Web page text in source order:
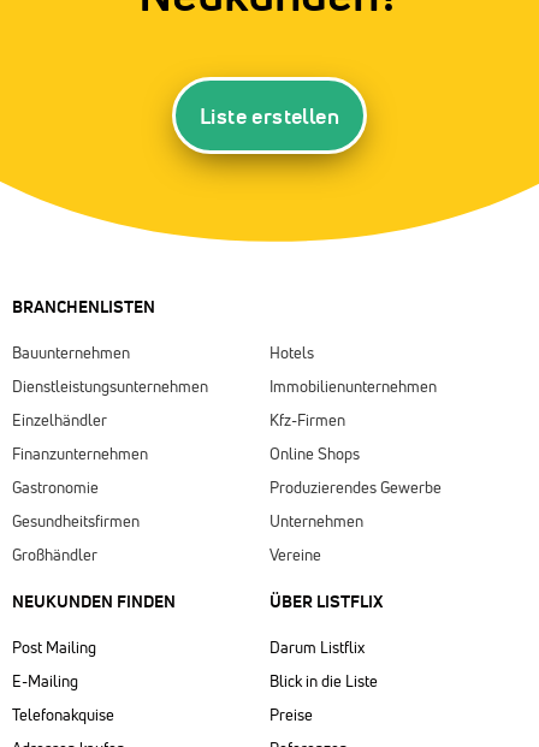
Liste erstellen
BRANCHENLISTEN
Bauunternehmen
Dienstleistungsunternehmen
Einzelhändler
Finanzunternehmen
Gastronomie
Gesundheitsfirmen
Großhändler
Hotels
Immobilienunternehmen
Kfz-Firmen
Online Shops
Produzierendes Gewerbe
Unternehmen
Vereine
NEUKUNDEN FINDEN
Post Mailing
E-Mailing
Telefonakquise
ÜBER LISTFLIX​
Darum Listflix
Blick in die Liste
Preise